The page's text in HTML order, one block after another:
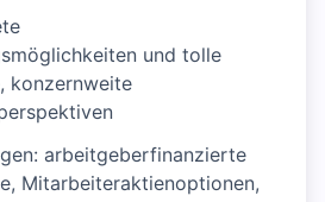
und tolle
konzernweite
arbeitgeberfinanzierte
Mitarbeiteraktienoptionen,